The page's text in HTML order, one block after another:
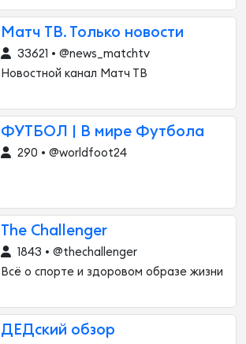
Матч ТВ. Только новости
33621 • @news_matchtv
Новостной канал Матч ТВ
ФУТБОЛ | В мире Футбола
290 • @worldfoot24
The Challenger
1843 • @thechallenger
Всё о спорте и здоровом образе жизни
ДЕДский обзор